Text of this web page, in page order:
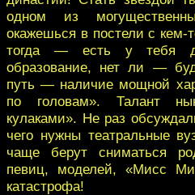
одном из
окажешься в постели с
тогда — есть у тебя
образование, нет ли —
путь — наличие мощной
по головам». Талант
кулаками». Не раз
чего нужны театральные
чаще берут сниматься
певиц, моделей, «Мисс
катастрофа!